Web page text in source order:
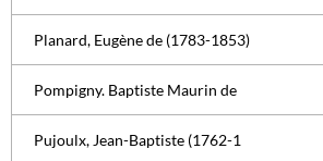
Planard, Eugène de (1783-1853)
Pompigny. Baptiste Maurin de
Pujoulx, Jean-Baptiste (1762-1